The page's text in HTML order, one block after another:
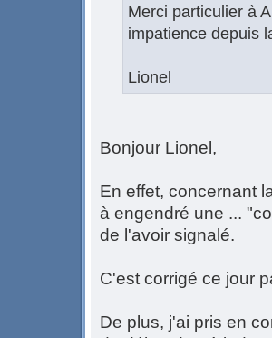
Merci particulier à
impatience depuis
Lionel
Bonjour Lionel,
En effet, concernant
à engendré une ...
de l'avoir signalé.
C'est corrigé ce jour
De plus, j'ai pris en